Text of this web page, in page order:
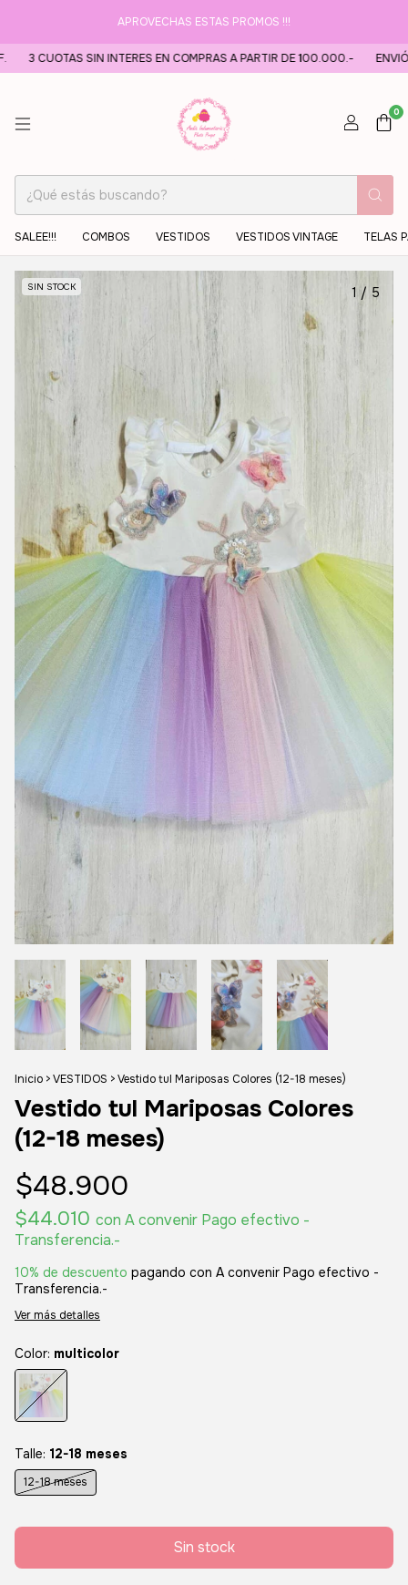
APROVECHAS ESTAS PROMOS !!!
3 CUOTAS SIN INTERES EN COMPRAS A PARTIR DE 100.000.- ENVIÓ
0
SALEE!!! COMBOS VESTIDOS VESTIDOS VINTAGE TELAS
SIN STOCK 1 / 5
Inicio >VESTIDOS >Vestido tul Mariposas Colores (12-18 meses)
Vestido tul Mariposas Colores
(12-18 meses)
$48.900
$44.010 con A convenir Pago efectivo -
Transferencia.-
10% de descuento pagando con A convenir Pago efectivo -
Transferencia.-
Ver más detalles
Color: multicolor
Talle: 12-18 meses
12-18 meses